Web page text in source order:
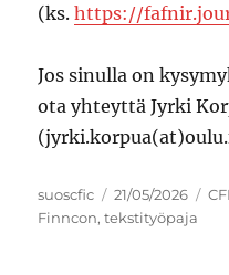
(ks.https://
Jos sinulla on
ota yhteyttä Jyrki
Author
suoscfic
Posted
on
21/05/2026
Finncon,tekstityöpaja